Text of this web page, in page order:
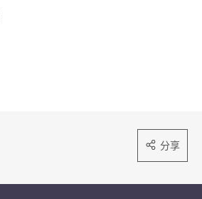
分享